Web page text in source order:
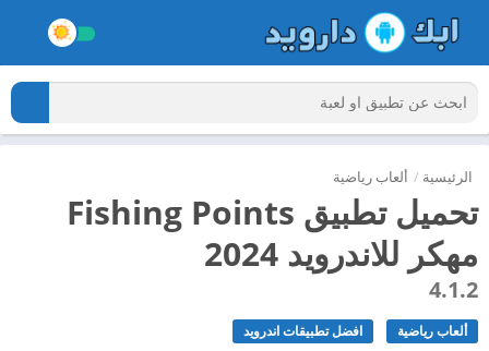
الرئيسية / ألعاب رياضية
تحميل تطبيق Fishing Points
مهكر للاندرويد 2024
4.1.2
ألعاب رياضية افضل تطبيقات اندرويد